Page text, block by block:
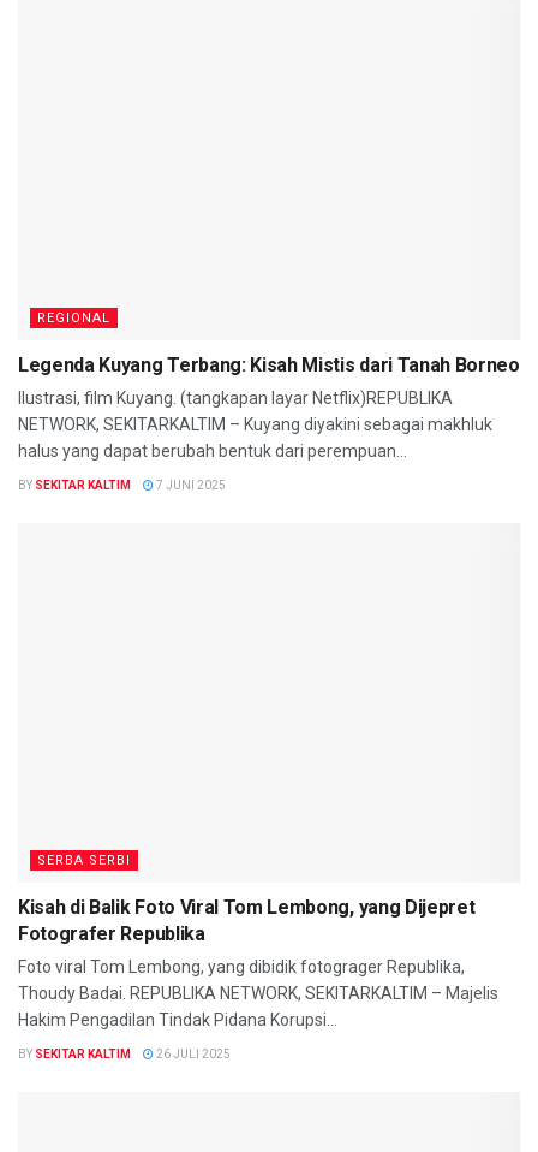
REGIONAL
Legenda Kuyang Terbang: Kisah Mistis dari Tanah Borneo
Ilustrasi, film Kuyang. (tangkapan layar Netflix)REPUBLIKA
NETWORK, SEKITARKALTIM – Kuyang diyakini sebagai makhluk
halus yang dapat berubah bentuk dari perempuan...
BY SEKITAR KALTIM 7 JUNI 2025
SERBA SERBI
Kisah di Balik Foto Viral Tom Lembong, yang Dijepret
Fotografer Republika
Foto viral Tom Lembong, yang dibidik fotograger Republika,
Thoudy Badai. REPUBLIKA NETWORK, SEKITARKALTIM – Majelis
Hakim Pengadilan Tindak Pidana Korupsi...
BY SEKITAR KALTIM 26 JULI 2025